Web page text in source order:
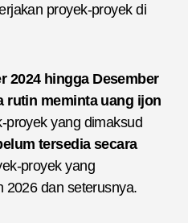
proyek-proyek di
2024 hingga Desember
rutin meminta uang ijon
proyek yang dimaksud
tersedia secara
proyek yang
2026 dan seterusnya.